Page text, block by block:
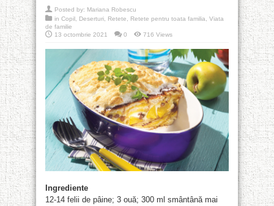
Posted by: Mariana Robescu
in Copil Deserturi Retete Retete pentru toata familia
Viata
de familie
13 octombrie 2021
0 716 Views
Ingrediente
12-14 felii de pâine; 3 ouă; 300 ml smântână mai